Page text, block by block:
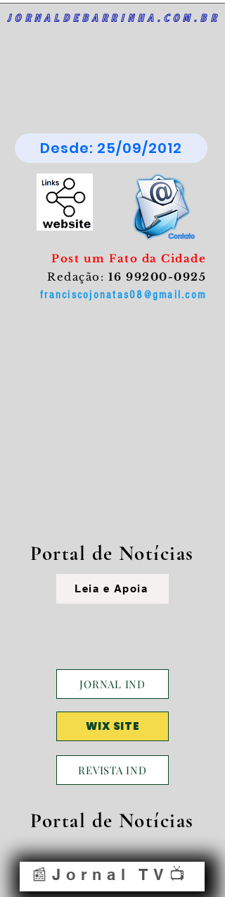
JORNALDEBARRINHA.COM.BR
Desde: 25/09/2012
Post um Fato da Cidade
Redação: 16 99200-0925
franciscojonatas08@gmail.com
Portal de Notícias
Leia e Apoia
JORNAL IND
WIX SITE
REVISTA IND
Portal de Notícias
📰Jornal TV📺